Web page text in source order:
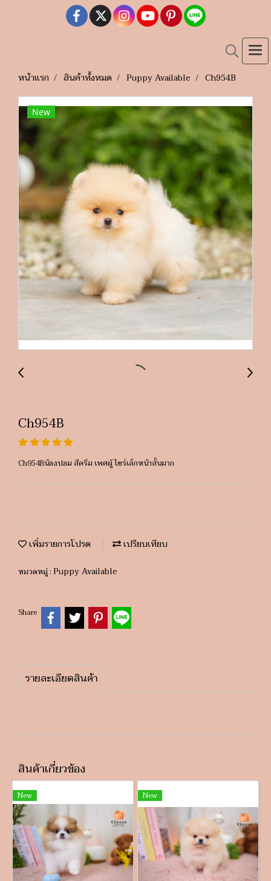
หน้าแรก สินค้าทั้งหมด Puppy Available Ch954B
New
Ch954B
Ch954Bน้องปอม สีครีม เพศผู้ ไซร์เล็กหน้าสั้นมาก
เพิ่มรายการโปรด เปรียบเทียบ
หมวดหมู่ : Puppy Available
Share
รายละเอียดสินค้า
สินค้าเกี่ยวข้อง
New New